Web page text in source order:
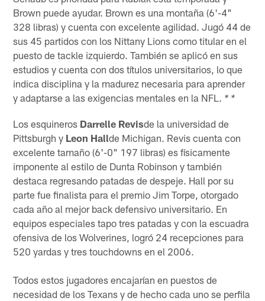
Brown puede ayudar. Brown es una montaña (6'-4"
328 libras) y cuenta con excelente agilidad. Jugó 44 de
sus 45 partidos con los Nittany Lions como titular en el
puesto de tackle izquierdo. También se aplicó en sus
estudios y cuenta con dos títulos universitarios, lo que
indica disciplina y la madurez necesaria para aprender
y adaptarse a las exigencias mentales en la NFL. * *
Los esquineros Darrelle Revisde la universidad de
Pittsburgh y Leon Hallde Michigan. Revis cuenta con
excelente tamaño (6'-0" 197 libras) es físicamente
imponente al estilo de Dunta Robinson y también
destaca regresando patadas de despeje. Hall por su
parte fue finalista para el premio Jim Torpe, otorgado
cada año al mejor back defensivo universitario. En
equipos especiales tapo tres patadas y con la escuadra
ofensiva de los Wolverines, logró 24 recepciones para
520 yardas y tres touchdowns en el 2006.
Todos estos jugadores encajarían en puestos de
necesidad de los Texans y de hecho cada uno se perfila